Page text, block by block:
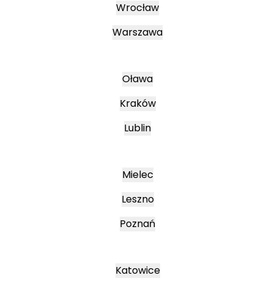
Wrocław
Warszawa
Oława
Kraków
Lublin
Mielec
Leszno
Poznań
Katowice